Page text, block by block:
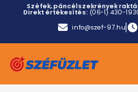
Széfek, páncélszekrények
Direkt értékesítés: (06-1) 430-
info@szef-97.hu